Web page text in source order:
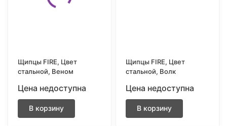
Щипцы FIRE, Цвет
стальной, Веном
Цена недоступна
В корзину
Щипцы FIRE, Цвет
стальной, Волк
Цена недоступна
В корзину